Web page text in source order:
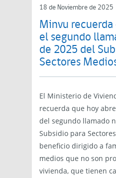
18 de Noviembre de 2025
Minvu recuerda
el segundo
de 2025 del
Sectores
El Ministerio de
recuerda que hoy
del segundo llamado
Subsidio para
beneficio dirigido a
medios que no son
vivienda, que tienen